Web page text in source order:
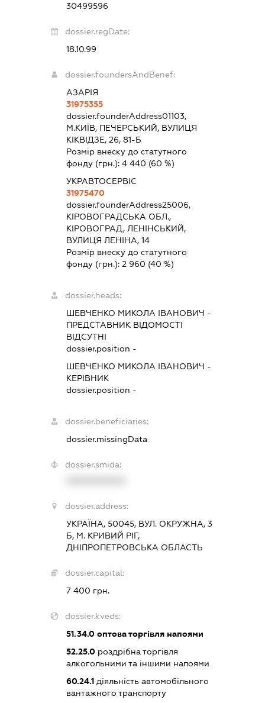
30499596
dossier.regDate:
18.10.99
dossier.foundersAndBenef:
АЗАРІЯ
31975355
dossier.founderAddress01103,
М.КИЇВ, ПЕЧЕРСЬКИЙ, ВУЛИЦЯ
КІКВІДЗЕ, 26, 81-Б
Розмір внеску до статутного
фонду (грн.): 4 440 (60 %)
УКРАВТОСЕРВІС
31975470
dossier.founderAddress25006,
КІРОВОГРАДСЬКА ОБЛ.,
КІРОВОГРАД, ЛЕНІНСЬКИЙ,
ВУЛИЦЯ ЛЕНІНА, 14
Розмір внеску до статутного
фонду (грн.): 2 960 (40 %)
dossier.heads:
ШЕВЧЕНКО МИКОЛА ІВАНОВИЧ -
ПРЕДСТАВНИК ВІДОМОСТІ
ВІДСУТНІ
dossier.position -
ШЕВЧЕНКО МИКОЛА ІВАНОВИЧ -
КЕРІВНИК
dossier.position -
dossier.beneficiaries:
dossier.missingData
dossier.smida:
dossier.address:
УКРАЇНА, 50045, ВУЛ. ОКРУЖНА, 3
Б, М. КРИВИЙ РІГ,
ДНІПРОПЕТРОВСЬКА ОБЛАСТЬ
dossier.capital:
7 400 грн.
dossier.kveds:
51.34.0оптова торгівля напоями
52.25.0роздрібна торгівля
алкогольними та іншими напоями
60.24.1діяльність автомобільного
вантажного транспорту